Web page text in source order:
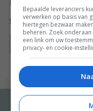
Bewaar recept
Bepaalde leveranciers
verwerken op basis van
hiertegen bezwaar
beheren. Zoek
een link om uw
privacy- en cookie-